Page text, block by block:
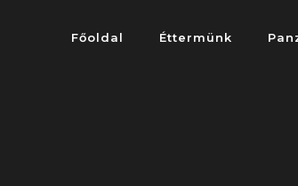
Főoldal Éttermünk